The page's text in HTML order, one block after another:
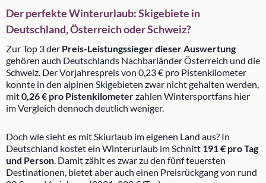
Der perfekte Winterurlaub: Skigebiete in
Deutschland, Österreich oder Schweiz?
Zur Top 3 der Preis-Leistungssieger dieser Auswertung
gehören auch Deutschlands Nachbarländer Österreich und die
Schweiz. Der Vorjahrespreis von 0,23 € pro Pistenkilometer
konnte in den alpinen Skigebieten zwar nicht gehalten werden,
mit0,26 € pro Pistenkilometerzahlen Wintersportfans hier
im Vergleich dennoch deutlich weniger.
Doch wie sieht es mit Skiurlaub im eigenen Land aus? In
Deutschland kostet ein Winterurlaub im Schnitt 191 € pro Tag
und Person . Damit zählt es zwar zu den fünf teuersten
Destinationen, bietet aber auch einen Preisrückgang von rund